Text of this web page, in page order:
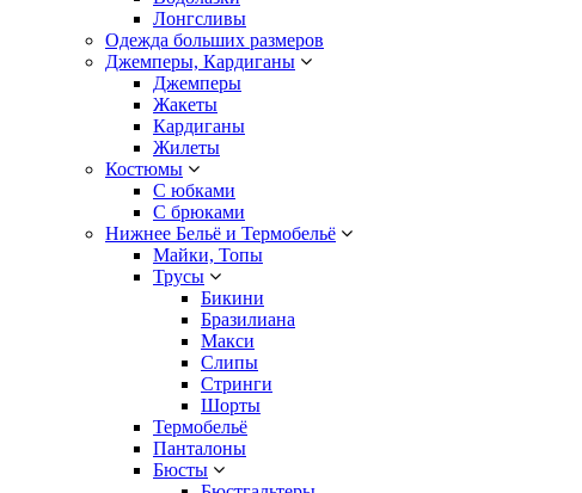
Лонгсливы
Одежда больших размеров
Джемперы, Кардиганы
Джемперы
Жакеты
Кардиганы
Жилеты
Костюмы
С юбками
С брюками
Нижнее Бельё и Термобельё
Майки, Топы
Трусы
Бикини
Бразилиана
Макси
Слипы
Стринги
Шорты
Термобельё
Панталоны
Бюсты